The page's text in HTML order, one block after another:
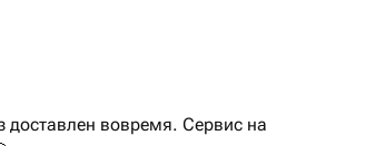
доставлен вовремя. Сервис на